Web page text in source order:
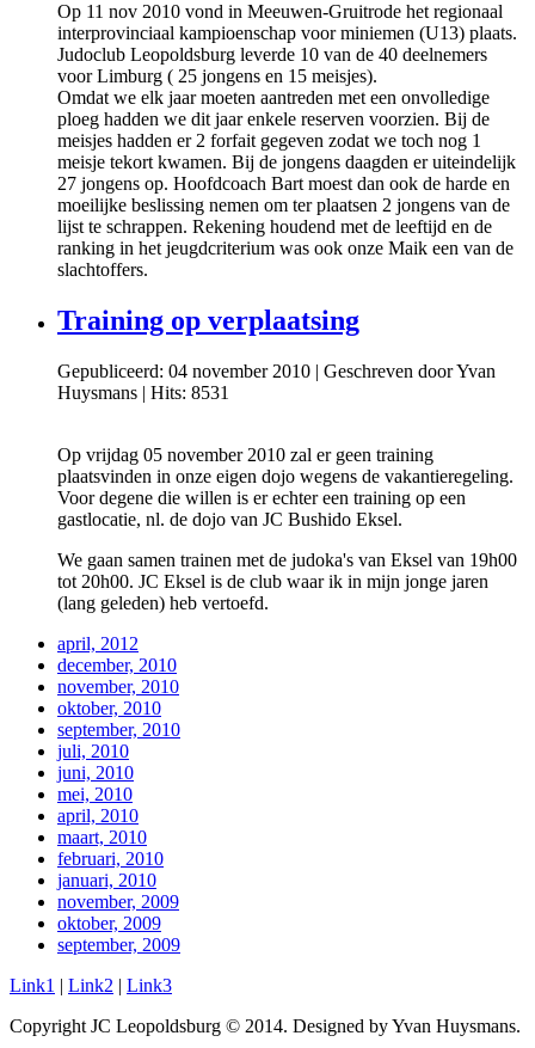
Op 11 nov 2010 vond in Meeuwen-Gruitrode het regionaal
interprovinciaal kampioenschap voor miniemen (U13) plaats.
Judoclub Leopoldsburg leverde 10 van de 40 deelnemers
voor Limburg ( 25 jongens en 15 meisjes).
Omdat we elk jaar moeten aantreden met een onvolledige
ploeg hadden we dit jaar enkele reserven voorzien. Bij de
meisjes hadden er 2 forfait gegeven zodat we toch nog 1
meisje tekort kwamen. Bij de jongens daagden er uiteindelijk
27 jongens op. Hoofdcoach Bart moest dan ook de harde en
moeilijke beslissing nemen om ter plaatsen 2 jongens van de
lijst te schrappen. Rekening houdend met de leeftijd en de
ranking in het jeugdcriterium was ook onze Maik een van de
slachtoffers.
Training op verplaatsing
Gepubliceerd: 04 november 2010 | Geschreven door Yvan
Huysmans | Hits: 8531
Op vrijdag 05 november 2010 zal er geen training
plaatsvinden in onze eigen dojo wegens de vakantieregeling.
Voor degene die willen is er echter een training op een
gastlocatie, nl. de dojo van JC Bushido Eksel.
We gaan samen trainen met de judoka's van Eksel van 19h00
tot 20h00. JC Eksel is de club waar ik in mijn jonge jaren
(lang geleden) heb vertoefd.
april, 2012
december, 2010
november, 2010
oktober, 2010
september, 2010
juli, 2010
juni, 2010
mei, 2010
april, 2010
maart, 2010
februari, 2010
januari, 2010
november, 2009
oktober, 2009
september, 2009
Link1 | Link2 | Link3
Copyright JC Leopoldsburg © 2014. Designed by Yvan Huysmans.